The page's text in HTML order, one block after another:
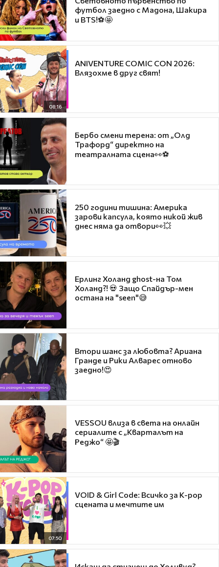
футбол заедно с Мадона, Шакира
и BTS!⚽🤩
08:16
ANIVENTURE COMIC CON 2026:
Влязохме в друг свят!
Бербо смени терена: от „Олд
Трафорд“ директно на
театралната сцена👀⚽
250 години тишина: Америка
зарови капсула, която никой жив
днес няма да отвори👀💥
Ерлинг Холанд ghost-на Том
Холанд?! 💀 Защо Спайдър-мен
остана на "seen"😅
Втори шанс за любовта? Ариана
Гранде и Рики Алварес отново
заедно!😍
VESSOU влиза в света на онлайн
сериалите с „Кварталът на
Реджо“ 🤩🎬
07:50
VOID & Girl Code: Всичко за K-pop
сцената и мечтите им